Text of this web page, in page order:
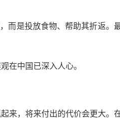
而是投放食物、帮助其折返。
在中国已深入人心。
来，将来付出的代价会更大。